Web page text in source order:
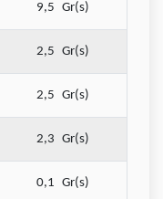
9,5 Gr(s)
2,5 Gr(s)
2,5 Gr(s)
2,3 Gr(s)
0,1 Gr(s)